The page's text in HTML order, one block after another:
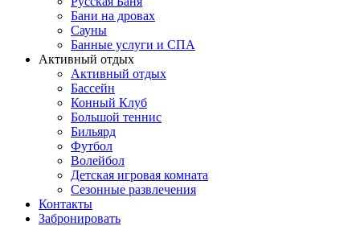
Бани на дровах
Сауны
Банные услуги и СПА
Активный отдых
Активный отдых
Бассейн
Конный Клуб
Большой теннис
Бильярд
Футбол
Волейбол
Детская игровая комната
Сезонные развлечения
Контакты
Забронировать